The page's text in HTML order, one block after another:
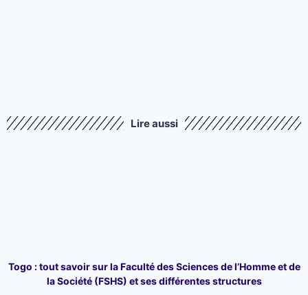
Lire aussi
Togo : tout savoir sur la Faculté des Sciences de l’Homme et de
la Société (FSHS) et ses différentes structures